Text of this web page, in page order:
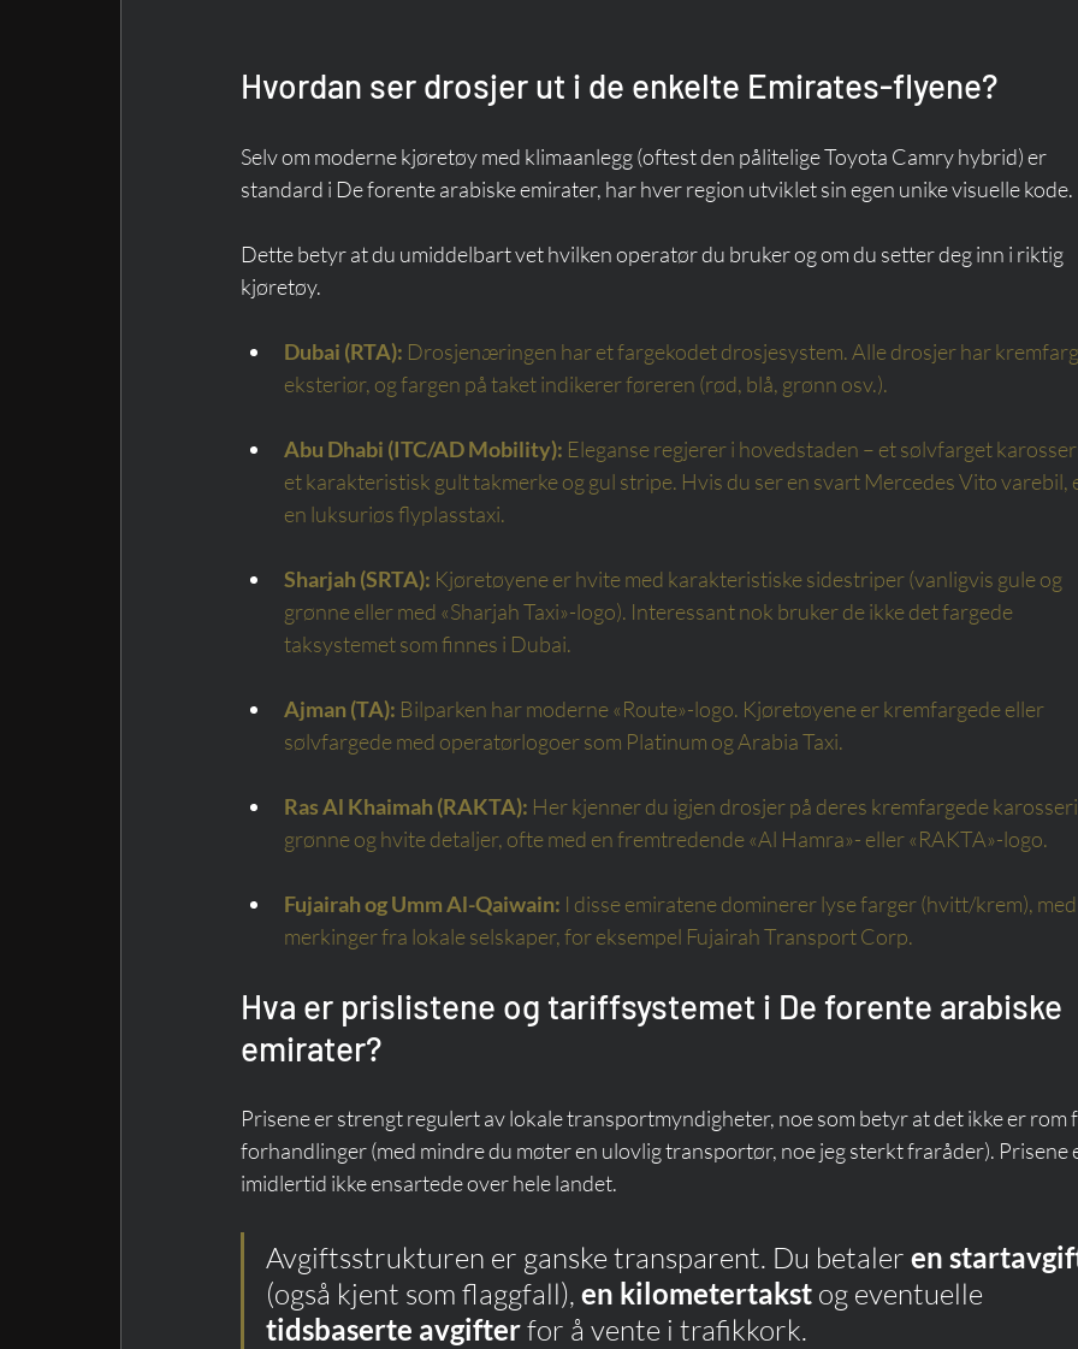
Hvordan ser drosjer ut i de enkelte Emirates-flyene?
Selv om moderne kjøretøy med klimaanlegg (oftest den pålitelige Toyota Camry hybrid) er
standard i De forente arabiske emirater, har hver region utviklet sin egen unike visuelle kode.
Dette betyr at du umiddelbart vet hvilken operatør du bruker og om du setter deg inn i riktig
kjøretøy.
Dubai (RTA): Drosjenæringen har et fargekodet drosjesystem. Alle drosjer har
eksteriør, og fargen på taket indikerer føreren (rød, blå, grønn osv.).
Abu Dhabi (ITC/AD Mobility): Eleganse regjerer i hovedstaden – et sølvfarget
et karakteristisk gult takmerke og gul stripe. Hvis du ser en svart Mercedes Vito varebil,
en luksuriøs flyplasstaxi.
Sharjah (SRTA): Kjøretøyene er hvite med karakteristiske sidestriper (vanligvis gule og
grønne eller med «Sharjah Taxi»-logo). Interessant nok bruker de ikke det fargede
taksystemet som finnes i Dubai.
Ajman (TA): Bilparken har moderne «Route»-logo. Kjøretøyene er kremfargede eller
sølvfargede med operatørlogoer som Platinum og Arabia Taxi.
Ras Al Khaimah (RAKTA): Her kjenner du igjen drosjer på deres kremfargede
grønne og hvite detaljer, ofte med en fremtredende «Al Hamra»- eller «RAKTA»-logo.
Fujairah og Umm Al-Qaiwain: I disse emiratene dominerer lyse farger (hvitt/krem), med
merkinger fra lokale selskaper, for eksempel Fujairah Transport Corp.
Hva er prislistene og tariffsystemet i De forente arabiske
emirater?
Prisene er strengt regulert av lokale transportmyndigheter, noe som betyr at det ikke er rom
forhandlinger (med mindre du møter en ulovlig transportør, noe jeg sterkt fraråder). Prisene
imidlertid ikke ensartede over hele landet.
Avgiftsstrukturen er ganske transparent. Du betaler en
(også kjent som flaggfall), en kilometertakst og eventuelle
tidsbaserte avgifter for å vente i trafikkork.